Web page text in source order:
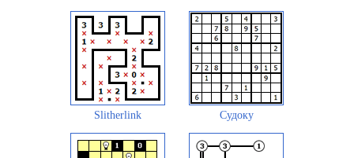
Slitherlink Судоку